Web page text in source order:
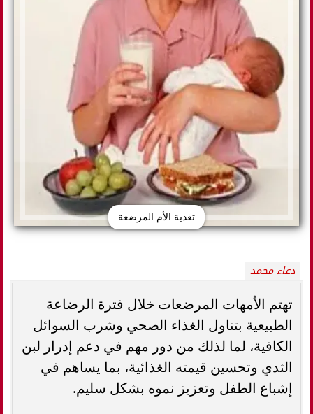
تغذية الأم المرضعة
دعاء محمد
تهتم الأمهات المرضعات خلال فترة الرضاعة
الطبيعية بتناول الغذاء الصحي وشرب السوائل
الكافية، لما لذلك من دور مهم في دعم إدرار لبن
الثدي وتحسين قيمته الغذائية، بما يساهم في
إشباع الطفل وتعزيز نموه بشكل سليم.